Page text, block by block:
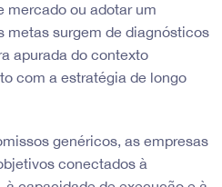
mercado ou adotar um
metas surgem de diagnósticos
apurada do contexto
com a estratégia de longo
genéricos, as empresas
conectados à